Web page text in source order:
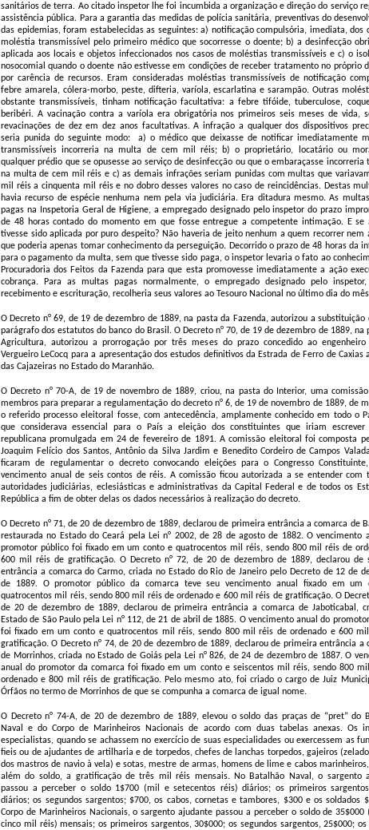
sanitários de terra. Ao citado inspetor lhe foi incumbida a organização e direção do serviço
assistência pública. Para a garantia das medidas de polícia sanitária, preventivas do
das epidemias, foram estabelecidas as seguintes: a) notificação compulsória, imediata, dos
moléstia transmissível pelo primeiro médico que socorresse o doente; b) a desinfecção
aplicada aos locais e objetos infeccionados nos casos de moléstias transmissíveis e c) o
nosocomial quando o doente não estivesse em condições de receber tratamento no próprio
por carência de recursos. Eram consideradas moléstias transmissíveis de notificação
febre amarela, cólera-morbo, peste, difteria, varíola, escarlatina e sarampão. Outras
obstante transmissíveis, tinham notificação facultativa: a febre tifóide, tuberculose,
beribéri. A vacinação contra a varíola era obrigatória nos primeiros seis meses de vida,
revacinações de dez em dez anos facultativas. A infração a qualquer dos dispositivos
seria punida do seguinte modo:
a) o médico que deixasse de notificar imediatamente
transmissíveis incorreria na multa de cem mil réis; b) o proprietário, locatário ou
qualquer prédio que se opusesse ao serviço de desinfecção ou que o embaraçasse incorreria
na multa de cem mil réis e c) as demais infrações seriam punidas com multas que
mil réis a cinquenta mil réis e no dobro desses valores no caso de reincidências. Destas
havia recurso de espécie nenhuma nem pela via judiciária. Era ditadura mesmo. As
pagas na Inspetoria Geral de Higiene, a empregado designado pelo inspetor do prazo
de 48 horas contado do momento em que fosse entregue a competente intimação. E se
tivesse sido aplicada por puro despeito? Não haveria de jeito nenhum a quem recorrer nem
que poderia apenas tomar conhecimento da perseguição. Decorrido o prazo de 48 horas da
para o pagamento da multa, sem que tivesse sido paga, o inspetor levaria o fato ao
Procuradoria dos Feitos da Fazenda para que esta promovesse imediatamente a ação
cobrança. Para as multas pagas normalmente, o empregado designado pelo
recebimento e escrituração, recolheria seus valores ao Tesouro Nacional no último dia do
O Decreto n° 69, de 19 de dezembro de 1889, na pasta da Fazenda, autorizou a substituição
parágrafo dos estatutos do banco do Brasil. O Decreto n° 70, de 19 de dezembro de 1889, na
Agricultura, autorizou a prorrogação por três meses do prazo concedido ao engenheiro
Vergueiro LeCocq para a apresentação dos estudos definitivos da Estrada de Ferro de Caxias
das Cajazeiras no Estado do Maranhão.
O Decreto n° 70-A, de 19 de novembro de 1889, criou, na pasta do Interior, uma
membros para preparar a regulamentação do decreto n° 6, de 19 de novembro de 1889, de
o referido processo eleitoral fosse, com antecedência, amplamente conhecido em todo o
que considerava essencial para o País a eleição dos constituintes que iriam escrever
republicana promulgada em 24 de fevereiro de 1891. A comissão eleitoral foi composta
Joaquim Felício dos Santos, Antônio da Silva Jardim e Benedito Cordeiro de Campos
ficaram de regulamentar o decreto convocando eleições para o Congresso
vencimento anual de seis contos de réis. A comissão ficou autorizada a se entender com
autoridades judiciárias, eclesiásticas e administrativas da Capital Federal e de todos os
República a fim de obter delas os dados necessários à realização do decreto.
O Decreto n° 71, de 20 de dezembro de 1889, declarou de primeira entrância a comarca de
restaurada no Estado do Ceará pela Lei n° 2002, de 28 de agosto de 1882. O vencimento
promotor público foi fixado em um conto e quatrocentos mil réis, sendo 800 mil réis de
600 mil réis de gratificação. O Decreto n° 72, de 20 de dezembro de 1889, declarou de
entrância a comarca do Carmo, criada no Estado do Rio de Janeiro pelo Decreto de 12 de
de 1889. O promotor público da comarca teve seu vencimento anual fixado em um
quatrocentos mil réis, sendo 800 mil réis de ordenado e 600 mil réis de gratificação. O
de 20 de dezembro de 1889, declarou de primeira entrância a comarca de Jaboticabal,
Estado de São Paulo pela Lei n° 112, de 21 de abril de 1885. O vencimento anual do
foi fixado em um conto e quatrocentos mil réis, sendo 800 mil réis de ordenado e 600
gratificação. O Decreto n° 74, de 20 de dezembro de 1889, declarou de primeira entrância a
de Morrinhos, criada no Estado de Goiás pela Lei n° 826, de 24 de dezembro de 1887. O
anual do promotor da comarca foi fixado em um conto e seiscentos mil réis, sendo 800
ordenado e 800 mil réis de gratificação. Pelo mesmo ato, foi criado o cargo de Juiz
Órfãos no termo de Morrinhos de que se compunha a comarca de igual nome.
O Decreto n° 74-A, de 20 de dezembro de 1889, elevou o soldo das praças de “pret” do
Naval e do Corpo de Marinheiros Nacionais de acordo com duas tabelas anexas. Os
especialistas, quando se achassem no exercício de suas especialidades ou exercessem as
fieis ou de ajudantes de artilharia e de torpedos, chefes de lanchas torpedos, gajeiros
dos mastros de navio à vela) e sotas, mestre de armas, homens de lime e cabos
além do soldo, a gratificação de três mil réis mensais. No Batalhão Naval, o sargento
passou a perceber o soldo 1$700 (mil e setecentos réis) diários; os primeiros
diários; os segundos sargentos; $700, os cabos, cornetas e tambores, $300 e os soldados
Corpo de Marinheiros Nacionais, o sargento ajudante passou a perceber o soldo de
cinco mil réis) mensais; os primeiros sargentos, 30$000; os segundos sargentos, 25$000;